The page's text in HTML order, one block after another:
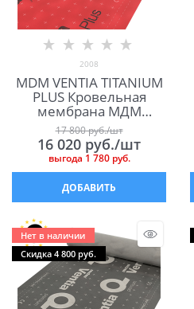
2008
MDM VENTIA TITANIUM
PLUS Кровельная
мембрана МДМ
Вентиа Титаниум Плюс
17 800 руб./шт
16 020 руб./шт
выгода 1 780 руб.
ДОБАВИТЬ
Нет в наличии
Скидка 4 800 руб.